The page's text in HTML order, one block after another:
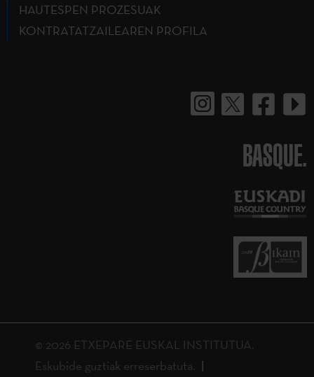
HAUTESPEN PROZESUAK
KONTRATATZAILEAREN PROFILA
BASQUE.
© 2026 ETXEPARE EUSKAL INSTITUTUA.
Eskubide guztiak erreserbatuta.